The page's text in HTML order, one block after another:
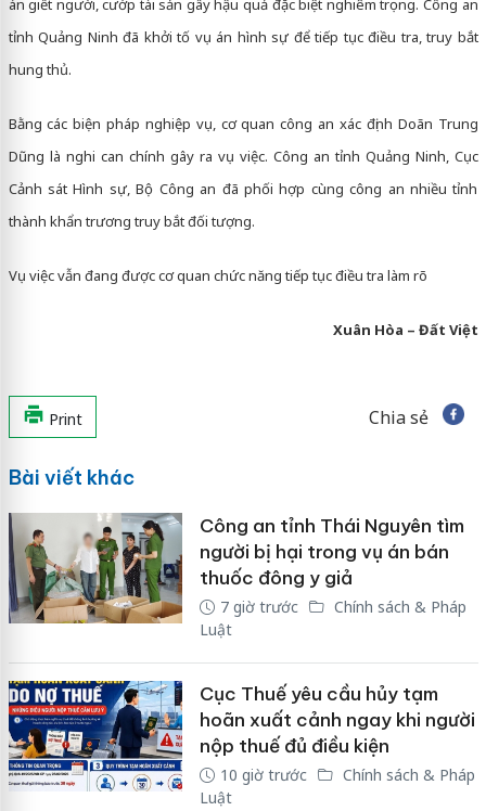
án giết người, cướp tài sản gây hậu quả đặc biệt nghiêm trọng. Công an
tỉnh Quảng Ninh đã khởi tố vụ án hình sự để tiếp tục điều tra, truy bắt
hung thủ.
Bằng các biện pháp nghiệp vụ, cơ quan công an xác định Doãn Trung
Dũng là nghi can chính gây ra vụ việc. Công an tỉnh Quảng Ninh, Cục
Cảnh sát Hình sự, Bộ Công an đã phối hợp cùng công an nhiều tỉnh
thành khẩn trương truy bắt đối tượng.
Vụ việc vẫn đang được cơ quan chức năng tiếp tục điều tra làm rõ
Xuân Hòa – Đất Việt
Print Chia sẻ
Bài viết khác
Công an tỉnh Thái Nguyên tìm
người bị hại trong vụ án bán
thuốc đông y giả
7 giờ trước
Chính sách & Pháp
Luật
Cục Thuế yêu cầu hủy tạm
hoãn xuất cảnh ngay khi người
nộp thuế đủ điều kiện
10 giờ trước
Chính sách & Pháp
Luật